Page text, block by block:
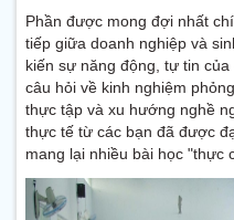
Phần được mong đợi nhất
tiếp giữa doanh nghiệp và
kiến sự năng động, tự tin
câu hỏi về kinh nghiệm
thực tập và xu hướng nghề
thực tế từ các bạn đã được
mang lại nhiều bài học "thực